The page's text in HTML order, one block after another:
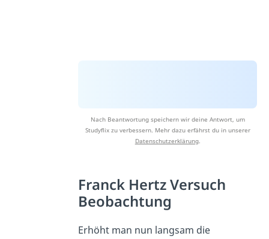
Nach Beantwortung speichern wir deine Antwort, um
Studyflix zu verbessern. Mehr dazu erfährst du in unserer
Datenschutzerklärung.
Franck Hertz Versuch
Beobachtung
Erhöht man nun langsam die